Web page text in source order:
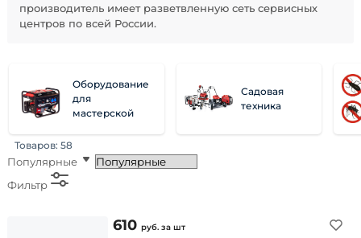
производитель имеет разветвленную сеть сервисных
центров по всей России.
Оборудование
для
мастерской
Садовая
техника
Товаров: 58
Популярные
Фильтр
610 руб. за шт